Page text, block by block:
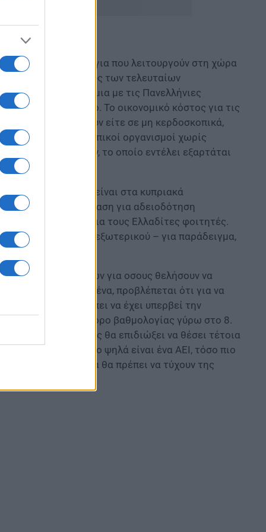
είτε στα 35 κολέγια που λειτουργούν στη χώρα
τους εισακτέους των τελευταίων
στα πανεπιστήμια με τις Πανελλήνιες
είτε σε κολέγιο. Το οικονομικό κόστος για τις
σπουδάζουν είτε σε μη κερδοσκοπικά,
είναι κερδοσκοπικοί οργανισμοί χωρίς
που παρέχουν, το οποίο εντέλει εξαρτάται
-περίπου 20.000- είναι στα κυπριακά
καταθέσουν πρόταση για αδειοδότηση
επιλογή για τους Ελλαδίτες φοιτητές.
πανεπιστήμια του εξωτερικού – για παράδειγμα,
Σορβόννη.
των Πανελληνίων για oσους θελήσουν να
μας. Συγκεκριμένα, προβλέπεται ότι για να
παράρτημα, θα πρέπει να έχει υπερβεί την
έναν μέσο όρο βαθμολογίας γύρω στο 8.
έρθει στη χώρα μας θα επιδιώξει να θέσει τέτοια
– δηλαδή όσο πιο ψηλά είναι ένα ΑΕΙ, τόσο πιο
τα κριτήρια απτά θα πρέπει να τύχουν της